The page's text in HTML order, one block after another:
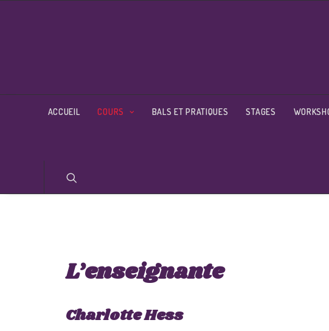
ACCUEIL COURS BALS ET PRATIQUES STAGES
L’enseignante
Charlotte Hess